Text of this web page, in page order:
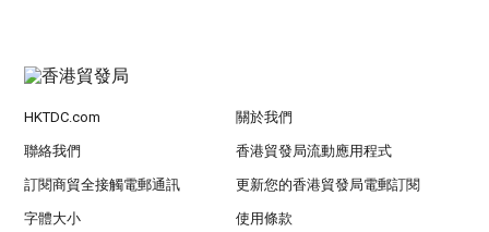
HKTDC.com 關於我們
聯絡我們 香港貿發局流動應用程式
訂閱商貿全接觸電郵通訊 更新您的香港貿發局電郵訂閱
字體大小 使用條款